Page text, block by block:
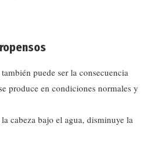
puede ser la consecuencia
produce en condiciones normales y
cabeza bajo el agua, disminuye la